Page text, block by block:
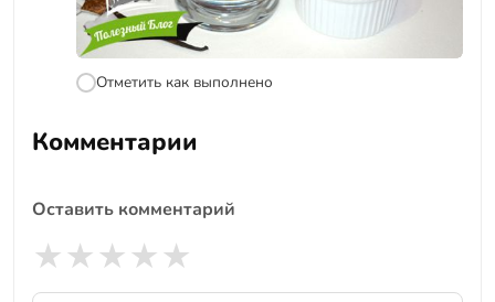
Отметить как выполнено
Комментарии
Оставить комментарий
★★★★★